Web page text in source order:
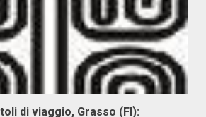
di viaggio, Grasso (FI):